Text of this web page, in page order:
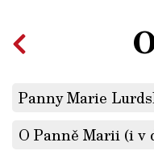
Panny Marie
O Panně Marii (i v